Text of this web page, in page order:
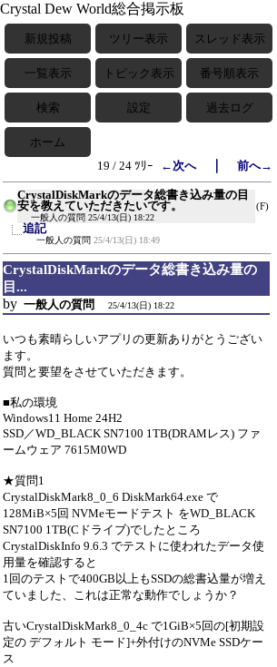
Crystal Dew World総合掲示板
新規投稿 ツリー表示 スレッド表示
一覧表示 トピック表示 番号順表示
検索 設定 過去ログ
ホーム
19 / 24 ﾂﾘｰ
←次へ｜ 前へ→
CrystalDiskMarkのデータ総書き込み量の目
安を教えていただきたいです。
一般人の質問 25/4/13(日) 18:22
(F)
追記
一般人の質問 25/4/13(日) 18:49
CrystalDiskMarkのデータ総書き込み量の
目...
by 一般人の質問 25/4/13(日) 18:22
いつも素晴らしいアプリの更新ありがとうござい
ます。
質問と要望をさせていただきます。
■私の環境
Windows11 Home 24H2
SSD／WD_BLACK SN7100 1TB(DRAMレス) ファ
ームウェア 7615M0WD
★質問1
CrystalDiskMark8_0_6 DiskMark64.exe で
128MiB×5回 NVMeモードテスト をWD_BLACK
SN7100 1TB(Cドライブ)でしたところ
CrystalDiskInfo 9.6.3 でテストに使われたデータ使
用量を確認すると
1回のテストで400GB以上もSSDの総書込量が増え
ていました、これは正常な動作でしょうか？
古いCrystalDiskMark8_0_4c で1GiB×5回の[初期設
定の デフォルト モード]+外付けのNVMe SSDケー
ス